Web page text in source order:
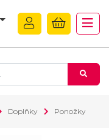
Doplňky Ponožky